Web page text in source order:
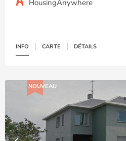
HousingAnywhere
INFO CARTE DÉTAILS
NOUVEAU